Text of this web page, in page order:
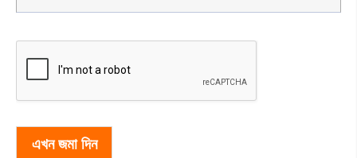
এখন জমা দিন